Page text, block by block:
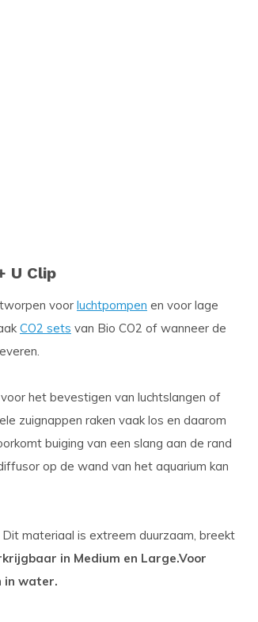
U Clip
voor luchtpompen en voor lage
CO2 sets van Bio CO2 of wanneer de
het bevestigen van luchtslangen of
zuignappen raken vaak los en daarom
buiging van een slang aan de rand
op de wand van het aquarium kan
materiaal is extreem duurzaam, breekt
in Medium en Large.Voor
in water.